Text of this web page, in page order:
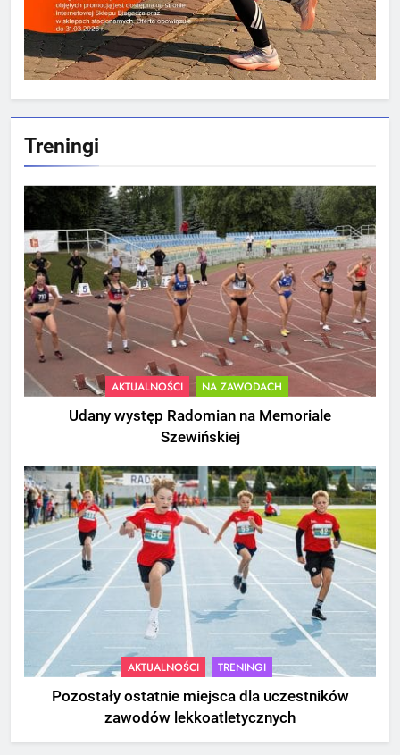
Treningi
AKTUALNOŚCI NA ZAWODACH
Udany występ Radomian na Memoriale
Szewińskiej
AKTUALNOŚCI TRENINGI
Pozostały ostatnie miejsca dla uczestników
zawodów lekkoatletycznych